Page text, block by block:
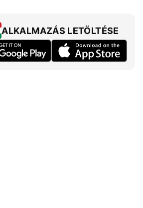
ALKALMAZÁS LETÖLTÉSE